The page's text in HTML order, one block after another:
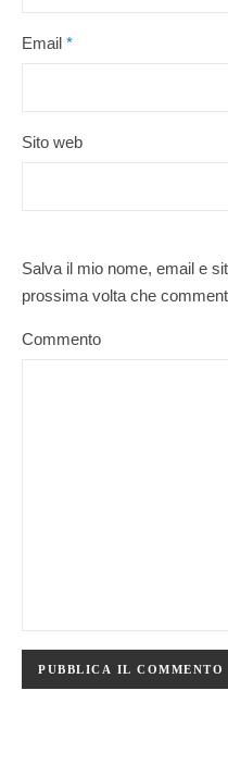
Email *
Sito web
Salva il mio nome, email e
prossima volta che
Commento